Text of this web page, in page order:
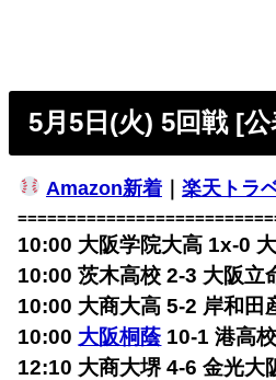
5月5日(火) 5回戦 [
Amazon新着｜ 楽天トラ
10:00 大阪学院大高 1x-0
10:00 茨木高校 2-3 大阪立
10:00 大商大高 5-2 岸和田
10:00 大阪桐蔭 10-1 港高
12:10 大商大堺 4-6 金光大